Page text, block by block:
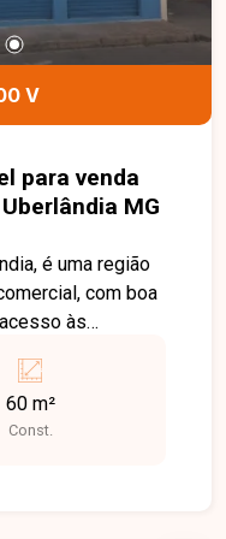
V
para venda
MG
é uma região
com boa
às
loja
aproximadamente
60 m²
Const.